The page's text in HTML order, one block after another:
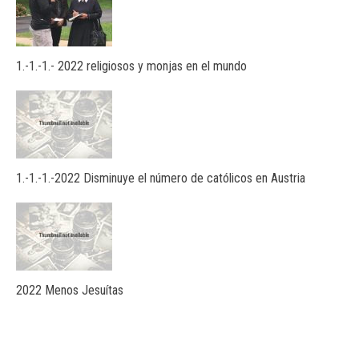
1.-1.-1.- 2022 religiosos y monjas en el mundo
1.-1.-1.-2022 Disminuye el número de católicos en Austria
2022 Menos Jesuítas